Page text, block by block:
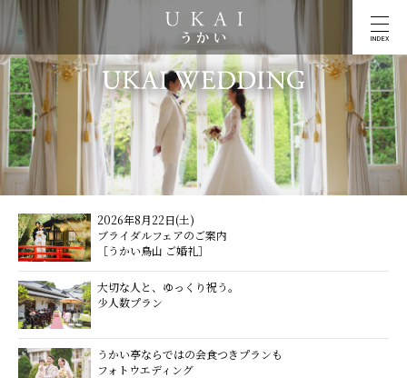
INDEX
2026年8月22日(土)
ブライダルフェアのご案内
［うかい鳥山 ご婚礼］
大切な人と、ゆっくり祝う。
少人数プラン
うかい亭ならではの会食つきプランも
フォトウエディング